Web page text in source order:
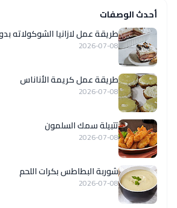
أحدث الوصفات
طريقة عمل لازانيا الشوكولاته
2026-07-08
طريقة عمل كريمة الأناناس
2026-07-08
تتبيلة سمك السلمون
2026-07-08
شوربة البطاطس بكرات اللحم
2026-07-08